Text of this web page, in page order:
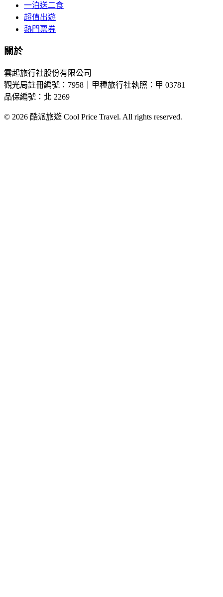
一泊送二食
超值出遊
熱門票券
關於
雲起旅行社股份有限公司
觀光局註冊編號：7958｜甲種旅行社執照：甲 03781
品保編號：北 2269
© 2026 酷派旅遊 Cool Price Travel. All rights reserved.